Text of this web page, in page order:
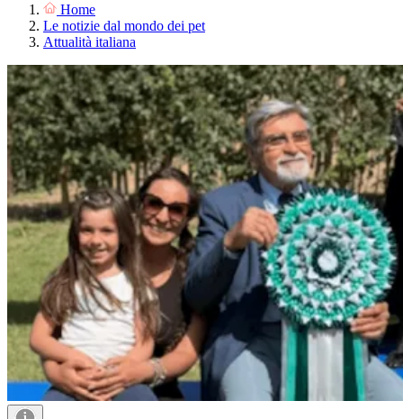
Home
Le notizie dal mondo dei pet
Attualità italiana